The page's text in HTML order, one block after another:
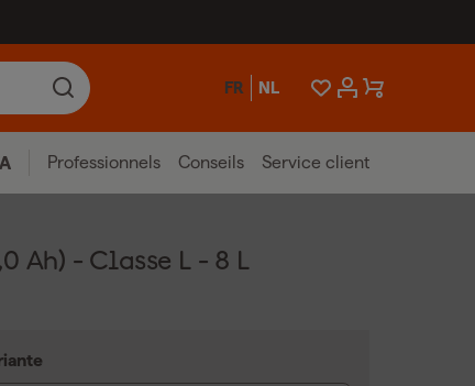
FR NL
Professionnels Conseils Service client
Ah) - Classe L - 8 L